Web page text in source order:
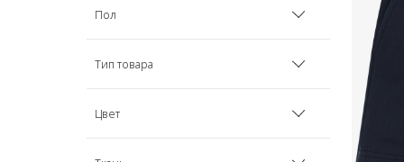
6 мес
9 мес
18 мес
Пол
Мальчик
Девочка
Тип товара
Аксессуары для волос
Цвет